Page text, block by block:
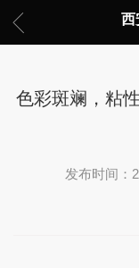
西
色彩斑斓，粘
发布时间：